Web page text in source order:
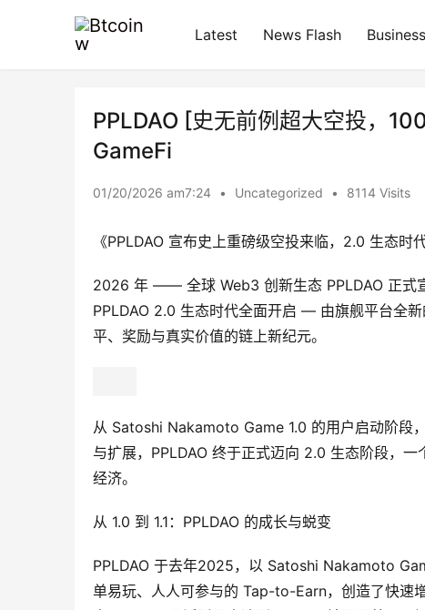
Latest News Flash Business
PPLDAO [史无前例超大空投，
GameFi
01/20/2026 am7:24 • Uncategorized • 8114 Visits
《PPLDAO 宣布史上重磅级空投来临，2.0 生态时
2026 年 —— 全球 Web3 创新生态 PPLDAO 正式
PPLDAO 2.0 生态时代全面开启 — 由旗舰平台全
平、奖励与真实价值的链上新纪元。
从 Satoshi Nakamoto Game 1.0 的用户启动阶段
与扩展，PPLDAO 终于正式迈向 2.0 生态阶段，
经济。
从 1.0 到 1.1：PPLDAO 的成长与蜕变
PPLDAO 于去年2025，以 Satoshi Nakamoto
单易玩、人人可参与的 Tap-to-Earn，创造了快速